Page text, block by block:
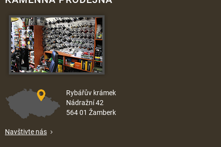
Rybářův krámek
Nádražní 42
564 01 Žamberk
Navštivte nás